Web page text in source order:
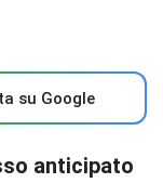
su Google
anticipato